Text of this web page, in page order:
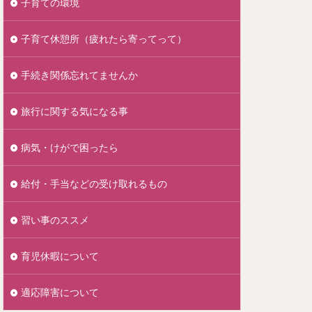
子育て休憩所（疲れたら寄ってって）
手続き関係忘れてませんか
旅行に関する気になる事
病気・けがで困ったら
給付・手当などの受け取れるもの
習い事のススメ
育児休暇について
適応障害について